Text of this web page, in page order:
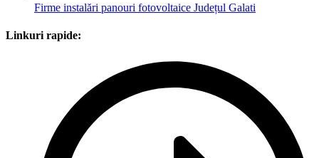
Firme instalări panouri fotovoltaice Județul Galati
Linkuri rapide: